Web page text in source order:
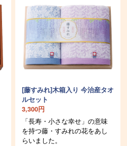
[藤すみれ]木箱入り 今治産タオ
ルセット
3,300円
「長寿・小さな幸せ」の意味
を持つ藤・すみれの花をあし
らいました。